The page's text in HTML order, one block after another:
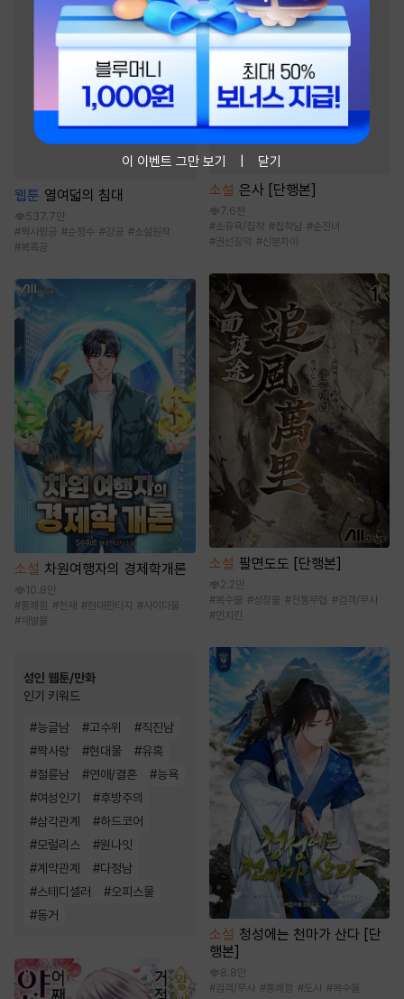
웹툰 열여덟의 침대
537.7만
#짝사랑공 #순정수 #강공 #소설원작
#복흑공
소설 차원여행자의 경제학개론
10.8만
#통쾌함 #천재 #현대판타지 #사이다물
# 재벌물
성인 웹툰/만화
인기 키워드
#능글남 #고수위 #직진남
#짝사랑 #현대물 #유혹
#절륜남 #연애/결혼 #능욕
#여성인기 #후방주의
#삼각관계 #하드코어
#모럴리스 #원나잇
#계약관계 #다정남
#스테디셀러 #오피스물
#동거
소설 은사 [단행본]
7.6천
#소유욕/집착 #집착남 #순진녀
#권선징악 #신분차이
소설 팔면도도 [단행본]
2.2만
#복수물 #성장물 #전통무협 #검객/무사
#먼치킨
소설 청성에는 천마가 산다 [단
행본]
8.8만
#검객/무사 #통쾌함 #도사 #복수물
이 이벤트 그만 보기 닫기